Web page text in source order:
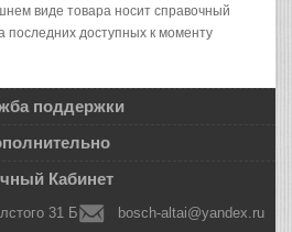
виде товара носит справочный
последних доступных к моменту
поддержки
Кабинет
31 Б bosch-altai@yandex.ru